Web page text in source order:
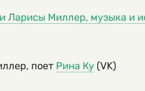
Ларисы Миллер, музыка и
поет Рина Ку (VK)